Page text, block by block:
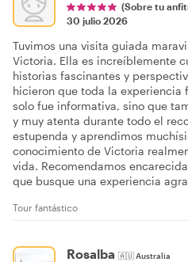
(Sobre tu
30 julio 2026
Tuvimos una visita guiada
Victoria. Ella es increíblemente
historias fascinantes y
hicieron que toda la experiencia
solo fue informativa, sino que
y muy atenta durante todo el
estupenda y aprendimos
conocimiento de Victoria
vida. Recomendamos
que busque una experiencia
Tour fantástico
Rosalba 🇦🇺Australia